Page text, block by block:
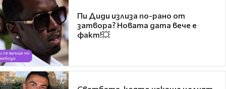
Пи Диди излиза по-рано от
затвора? Новата дата вече е
факт!💥